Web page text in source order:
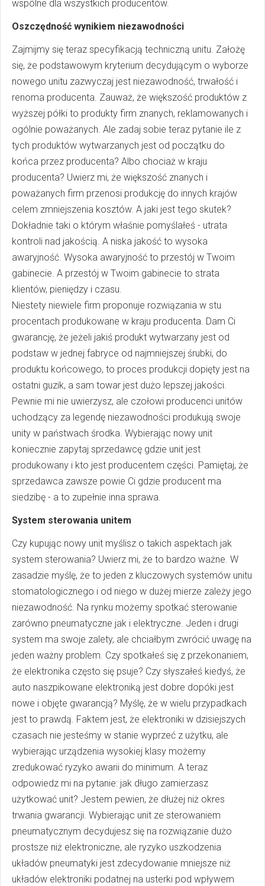
wspólne dla wszystkich producentów.
Oszczędność wynikiem niezawodności
Zajmijmy się teraz specyfikacją techniczną unitu. Założę
się, że podstawowym kryterium decydującym o wyborze
nowego unitu zazwyczaj jest niezawodność, trwałość i
renoma producenta. Zauważ, że większość produktów z
wyższej półki to produkty firm znanych, reklamowanych i
ogólnie poważanych. Ale zadaj sobie teraz pytanie ile z
tych produktów wytwarzanych jest od początku do
końca przez producenta? Albo chociaż w kraju
producenta? Uwierz mi, że większość znanych i
poważanych firm przenosi produkcję do innych krajów
celem zmniejszenia kosztów. A jaki jest tego skutek?
Dokładnie taki o którym właśnie pomyślałeś - utrata
kontroli nad jakością. A niska jakość to wysoka
awaryjność. Wysoka awaryjność to przestój w Twoim
gabinecie. A przestój w Twoim gabinecie to strata
klientów, pieniędzy i czasu.
Niestety niewiele firm proponuje rozwiązania w stu
procentach produkowane w kraju producenta. Dam Ci
gwarancję, że jeżeli jakiś produkt wytwarzany jest od
podstaw w jednej fabryce od najmniejszej śrubki, do
produktu końcowego, to proces produkcji dopięty jest na
ostatni guzik, a sam towar jest dużo lepszej jakości.
Pewnie mi nie uwierzysz, ale czołowi producenci unitów
uchodzący za legendę niezawodności produkują swoje
unity w państwach środka. Wybierając nowy unit
koniecznie zapytaj sprzedawcę gdzie unit jest
produkowany i kto jest producentem części. Pamiętaj, że
sprzedawca zawsze powie Ci gdzie producent ma
siedzibę - a to zupełnie inna sprawa.
System sterowania unitem
Czy kupując nowy unit myślisz o takich aspektach jak
system sterowania? Uwierz mi, że to bardzo ważne. W
zasadzie myślę, że to jeden z kluczowych systemów unitu
stomatologicznego i od niego w dużej mierze zależy jego
niezawodność. Na rynku możemy spotkać sterowanie
zarówno pneumatyczne jak i elektryczne. Jeden i drugi
system ma swoje zalety, ale chciałbym zwrócić uwagę na
jeden ważny problem. Czy spotkałeś się z przekonaniem,
że elektronika często się psuje? Czy słyszałeś kiedyś, że
auto naszpikowane elektroniką jest dobre dopóki jest
nowe i objęte gwarancją? Myślę, że w wielu przypadkach
jest to prawdą. Faktem jest, że elektroniki w dzisiejszych
czasach nie jesteśmy w stanie wyprzeć z użytku, ale
wybierając urządzenia wysokiej klasy możemy
zredukować ryzyko awarii do minimum. A teraz
odpowiedz mi na pytanie: jak długo zamierzasz
użytkować unit? Jestem pewien, że dłużej niż okres
trwania gwarancji. Wybierając unit ze sterowaniem
pneumatycznym decydujesz się na rozwiązanie dużo
prostsze niż elektroniczne, ale ryzyko uszkodzenia
układów pneumatyki jest zdecydowanie mniejsze niż
układów elektroniki podatnej na usterki pod wpływem